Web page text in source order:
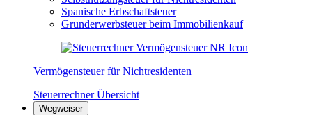
Spanische Erbschaftsteuer
Grunderwerbsteuer beim Immobilienkauf
Vermögensteuer für Nichtresidenten
Steuerrechner Übersicht
Wegweiser